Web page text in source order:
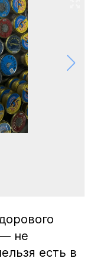
не
есть в